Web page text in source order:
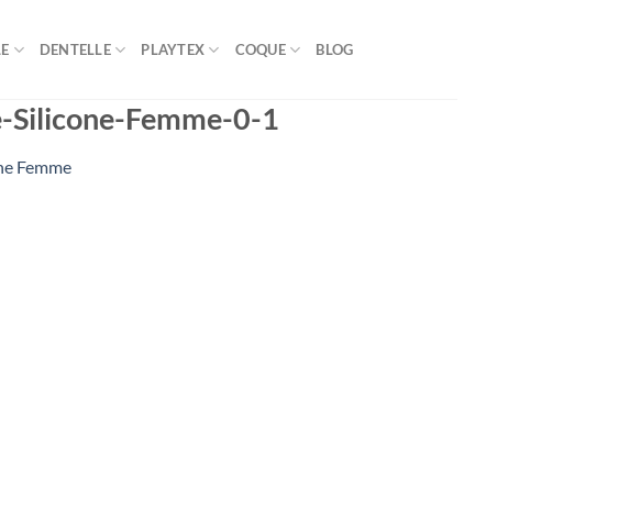
DENTELLE PLAYTEX COQUE BLOG
Femme-0-1
Femme